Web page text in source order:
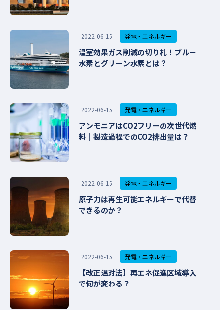
2022-06-15 発電・エネルギー
温室効果ガス削減の切り札！ブルー
水素とグリーン水素とは？
2022-06-15 発電・エネルギー
アンモニアはCO2フリーの次世代燃
料｜製造過程でのCO2排出量は？
2022-06-15 発電・エネルギー
原子力は再生可能エネルギーで代替
できるのか？
2022-06-15 発電・エネルギー
【改正温対法】再エネ促進区域導入
で何が変わる？